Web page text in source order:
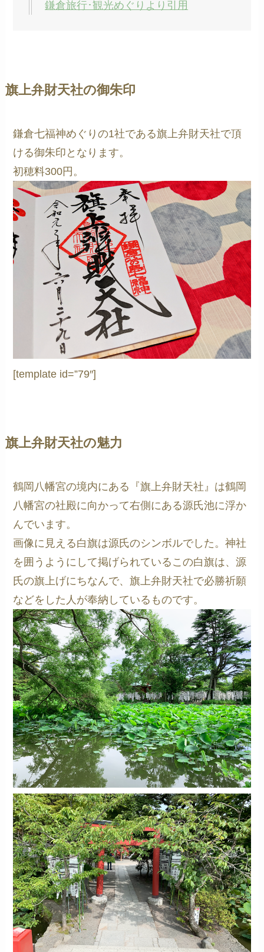
鎌倉旅行･観光めぐりより引用
旗上弁財天社の御朱印
鎌倉七福神めぐりの1社である旗上弁財天社で頂
ける御朱印となります。
初穂料300円。
[template id=”79″]
旗上弁財天社の魅力
鶴岡八幡宮の境内にある『旗上弁財天社』は鶴岡
八幡宮の社殿に向かって右側にある源氏池に浮か
んでいます。
画像に見える白旗は源氏のシンボルでした。神社
を囲うようにして掲げられているこの白旗は、源
氏の旗上げにちなんで、旗上弁財天社で必勝祈願
などをした人が奉納しているものです。